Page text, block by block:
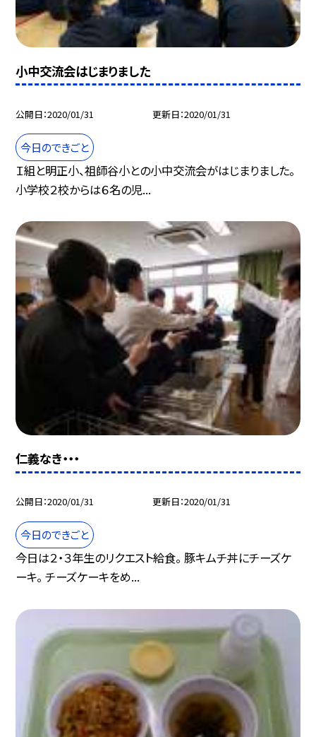
小中交流会はじまりました
公開日 2020/01/31 更新日 2020/01/31
今日のできごと
Ｉ組と明正小、祖師谷小との小中交流会がはじまりました。
小学校２校からは６名の児...
仁義なき・・・
公開日 2020/01/31 更新日 2020/01/31
今日のできごと
今日は２・３年生のリクエスト給食。 豚キムチ丼にチーズケ
ーキ。 チーズケーキをめ...